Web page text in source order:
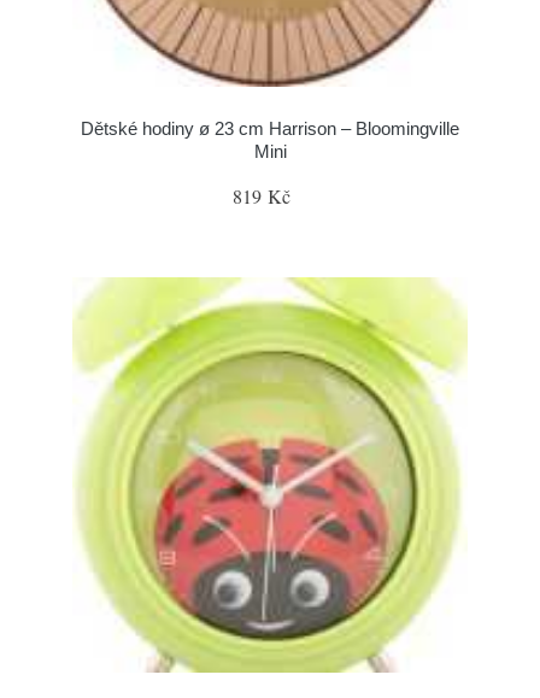
Dětské hodiny ø 23 cm Harrison – Bloomingville
Mini
819 Kč